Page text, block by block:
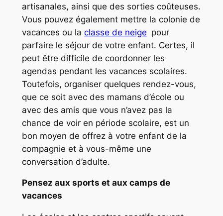
artisanales, ainsi que des sorties coûteuses.
Vous pouvez également mettre la colonie de
vacances ou la classe de neige pour
parfaire le séjour de votre enfant. Certes, il
peut être difficile de coordonner les
agendas pendant les vacances scolaires.
Toutefois, organiser quelques rendez-vous,
que ce soit avec des mamans d’école ou
avec des amis que vous n’avez pas la
chance de voir en période scolaire, est un
bon moyen de offrez à votre enfant de la
compagnie et à vous-même une
conversation d’adulte.
Pensez aux sports et aux camps de
vacances